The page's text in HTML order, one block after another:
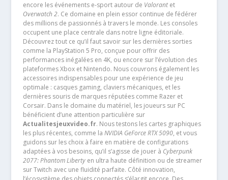
encore les événements e-sport autour de Valorantet
Overwatch 2. Ce domaine en plein essor continue de fédérer
des millions de passionnés à travers le monde. Les consoles
occupent une place centrale dans notre ligne éditoriale.
Découvrez tout ce qu’il faut savoir sur les dernières sorties
comme la PlayStation 5 Pro, conçue pour offrir des
performances inégalées en 4K, ou encore sur l’évolution des
plateformes Xbox et Nintendo. Nous couvrons également les
accessoires indispensables pour une expérience de jeu
optimale : casques gaming, claviers mécaniques, et les
dernières souris de marques réputées comme Razer et
Corsair. Dans le domaine du matériel, les joueurs sur PC
bénéficient d’une attention particulière sur
Actualitesjeuxvideo.fr. Nous testons les cartes graphiques
les plus récentes, comme la NVIDIA GeForce RTX 5090, et vous
guidons sur les choix à faire en matière de configurations
adaptées à vos besoins, qu’il s’agisse de jouer à Cyberpunk
2077: Phantom Libertyen ultra haute définition ou de streamer
sur Twitch avec une fluidité parfaite. Côté innovation,